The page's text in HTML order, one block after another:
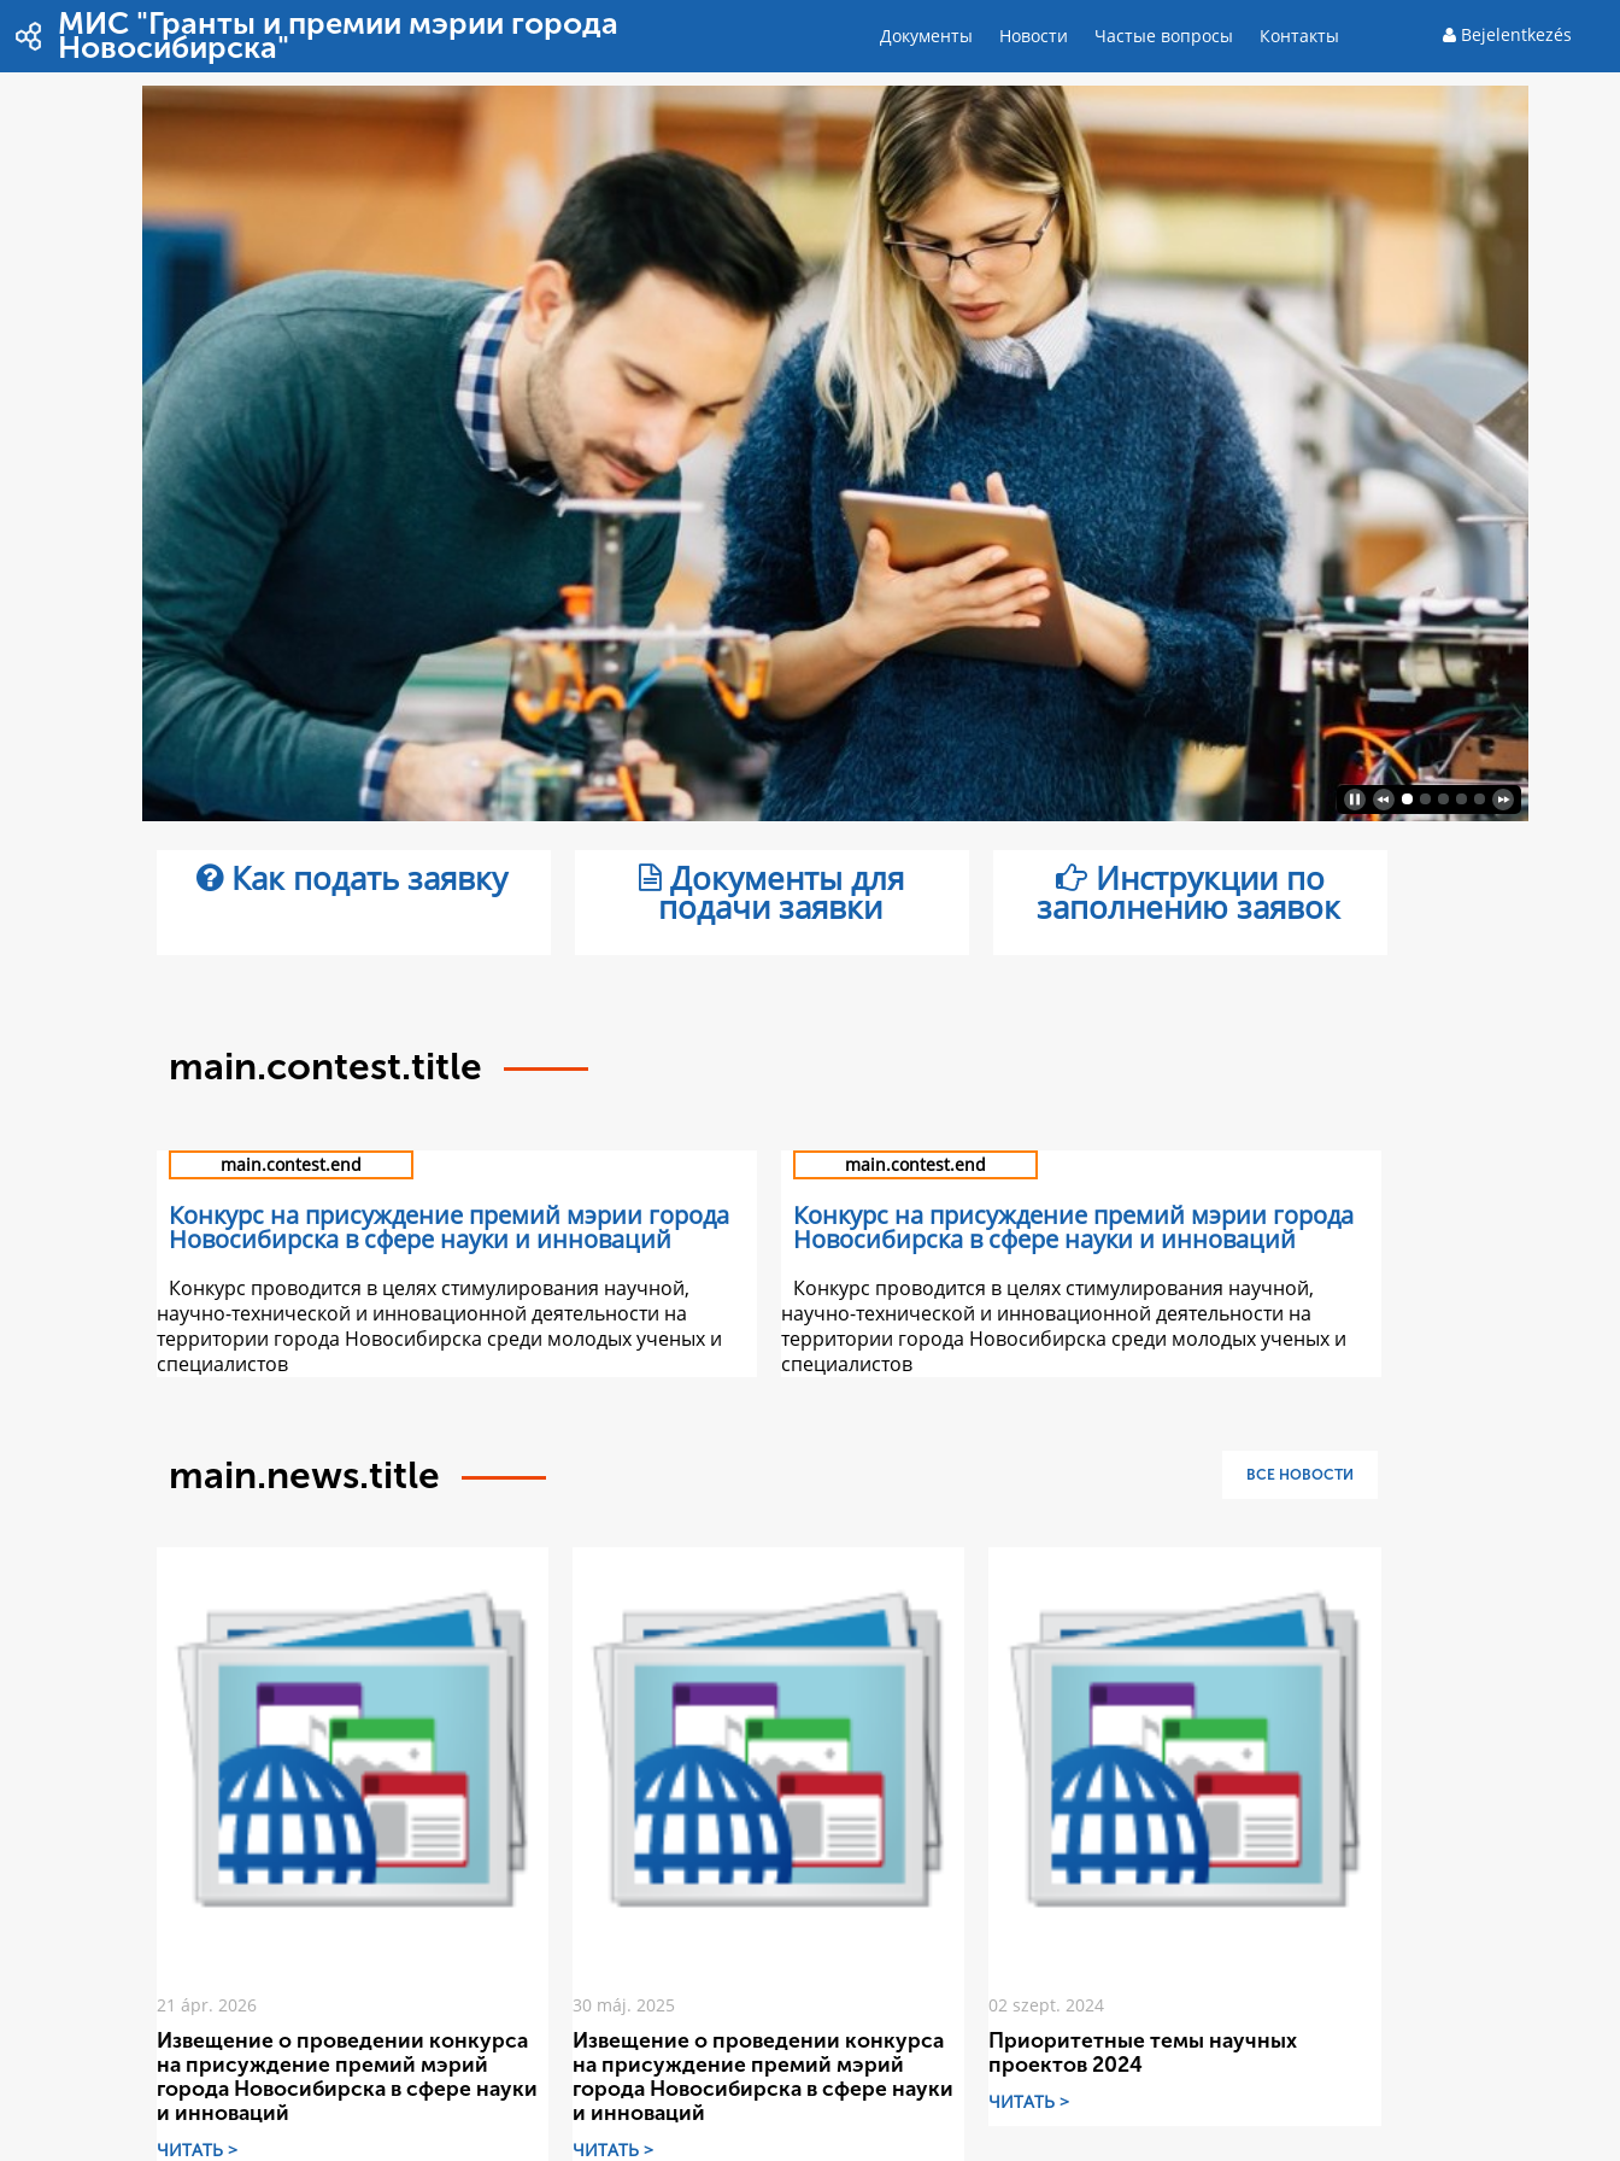
Ugrás a tartalomhoz
МИС "Гранты и премии мэрии города
Новосибирска" Документы Новости Частые вопросы Контакты Bejelentkezés
Как подать заявку Документы для
подачи заявки
Инструкции по
заполнению заявок
main.contest.title
main.contest.end
Конкурс на присуждение премий мэрии города
Новосибирска в сфере науки и инноваций
Конкурс проводится в целях стимулирования научной,
научно-технической и инновационной деятельности на
территории города Новосибирска среди молодых ученых и
специалистов
main.contest.end
Конкурс на присуждение премий мэрии города
Новосибирска в сфере науки и инноваций
Конкурс проводится в целях стимулирования научной,
научно-технической и инновационной деятельности на
территории города Новосибирска среди молодых ученых и
специалистов
main.news.title ВСЕ НОВОСТИ
21 ápr. 2026
Извещение о проведении конкурса
на присуждение премий мэрий
города Новосибирска в сфере науки
и инноваций
ЧИТАТЬ >
30 máj. 2025
Извещение о проведении конкурса
на присуждение премий мэрий
города Новосибирска в сфере науки
и инноваций
ЧИТАТЬ >
02 szept. 2024
Приоритетные темы научных
проектов 2024
ЧИТАТЬ >